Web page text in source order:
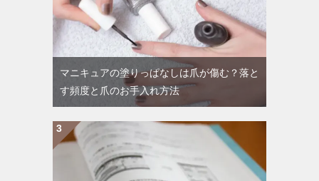
マニキュアの塗りっぱなしは爪が傷む？落と
す頻度と爪のお手入れ方法